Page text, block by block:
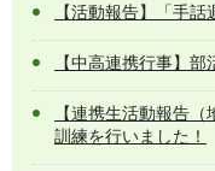
【活動報告】「手話
【中高連携行事】
【連携生活動報告
訓練を行いました！